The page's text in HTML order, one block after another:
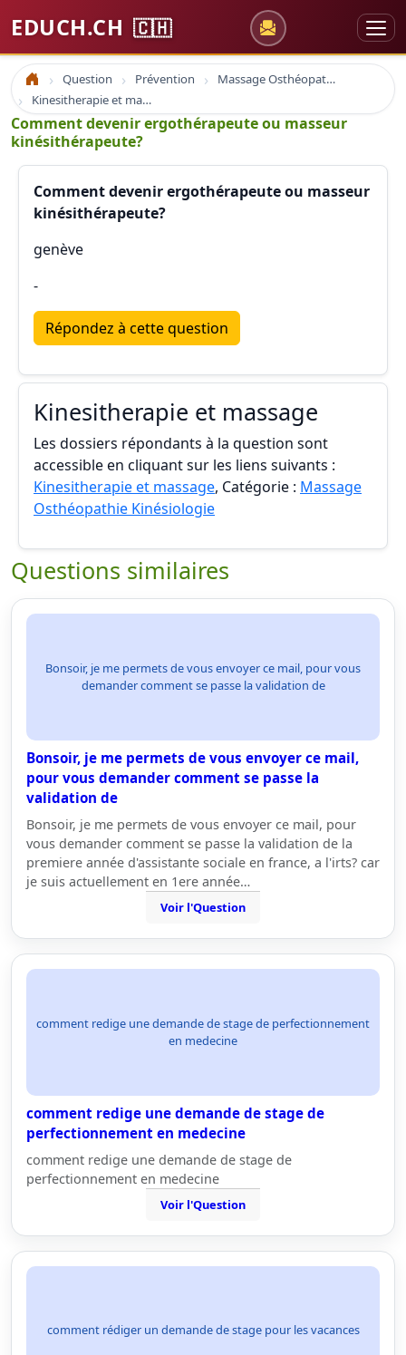
EDUCH.CH 🇨🇭
Accueil Question Prévention
Massage Osthéopathie Kinésiologie
Kinesitherapie et massage
Comment devenir ergothérapeute ou masseur
kinésithérapeute?
Comment devenir ergothérapeute ou masseur
kinésithérapeute?
genève
-
Répondez à cette question
Kinesitherapie et massage
Les dossiers répondants à la question sont
accessible en cliquant sur les liens suivants :
Kinesitherapie et massage, Catégorie : Massage
Osthéopathie Kinésiologie
Questions similaires
Bonsoir, je me permets de vous envoyer ce mail, pour vous
demander comment se passe la validation de
Bonsoir, je me permets de vous envoyer ce mail,
pour vous demander comment se passe la
validation de
Bonsoir, je me permets de vous envoyer ce mail, pour
vous demander comment se passe la validation de la
premiere année d'assistante sociale en france, a l'irts? car
je suis actuellement en 1ere année…
Voir l'Question
comment redige une demande de stage de perfectionnement
en medecine
comment redige une demande de stage de
perfectionnement en medecine
comment redige une demande de stage de
perfectionnement en medecine
Voir l'Question
comment rédiger un demande de stage pour les vacances